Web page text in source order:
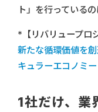
ト」を行っている
*【リバリュープロ
新たな循環価値を
キュラーエコノミ
1社だけ、業